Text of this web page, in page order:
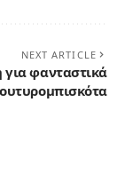
NEXT ARTICLE
για φανταστικά